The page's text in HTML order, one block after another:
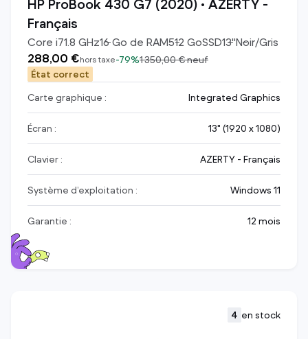
HP ProBook 430 G7 (2020) • AZERTY -
Français
Core i71.8 GHz16Go de RAM512 GoSSD13"Noir/Gris
288,00 €hors taxe-79%1 350,00 €neuf
État correct
Carte graphique :
Integrated Graphics
Écran : 13" (1920 x 1080)
Clavier : AZERTY - Français
Système d’exploitation : Windows 11
Garantie : 12 mois
4 en stock